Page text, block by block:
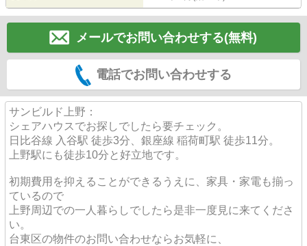
メールでお問い合わせする(無料)
電話でお問い合わせする
サンビルド上野：
シェアハウスでお探しでしたら要チェック。
日比谷線 入谷駅 徒歩3分、銀座線 稲荷町駅 徒歩11分。
上野駅にも徒歩10分と好立地です。
初期費用を抑えることができるうえに、家具・家電も揃っ
ているので
上野周辺での一人暮らしでしたら是非一度見に来てくださ
い。
台東区の物件のお問い合わせならお気軽に、